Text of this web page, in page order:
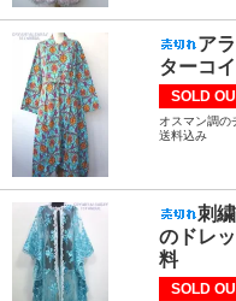
ア
ターコ
SOLD
オスマン調
送料込み
刺
のドレ
料
SOLD